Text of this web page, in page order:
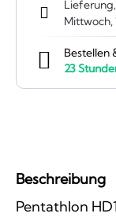
Mittwoch,
Bestellen
23
Beschreibung
Pentathlon